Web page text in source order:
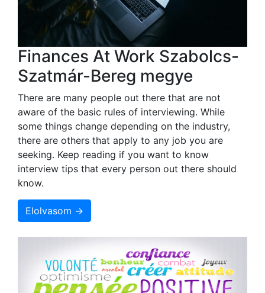
Finances At Work Szabolcs-
Szatmár-Bereg megye
There are many people out there that are not
aware of the basic rules of interviewing. While
some things change depending on the industry,
there are others that apply to any job you are
seeking. Keep reading if you want to know
interview tips that every person out there should
know.
Elolvasom →